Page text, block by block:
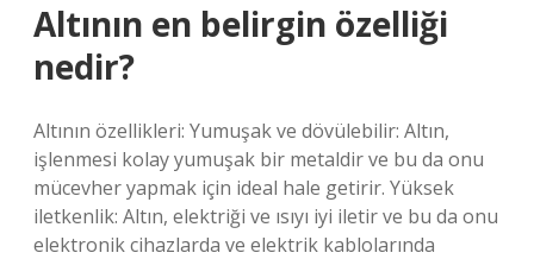
Altının en belirgin özelliği
nedir?
Altının özellikleri: Yumuşak ve dövülebilir: Altın,
işlenmesi kolay yumuşak bir metaldir ve bu da onu
mücevher yapmak için ideal hale getirir. Yüksek
iletkenlik: Altın, elektriği ve ısıyı iyi iletir ve bu da onu
elektronik cihazlarda ve elektrik kablolarında